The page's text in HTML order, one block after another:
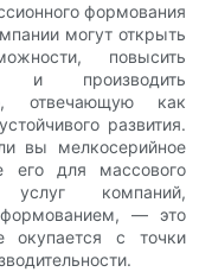
формования
могут открыть
повысить
и производить
отвечающую как
развития.
вы мелкосерийное
его для массового
услуг компаний,
— это
окупается с точки